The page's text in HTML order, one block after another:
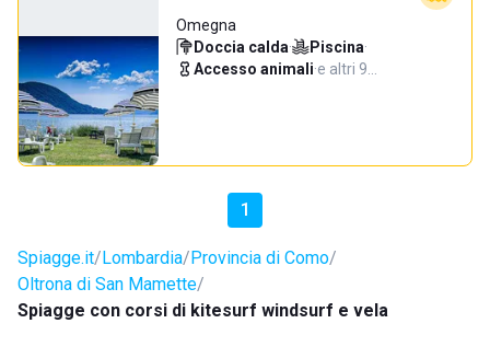
Omegna
Doccia calda· Piscina·
Accesso animali·e altri 9…
1
Spiagge.it Lombardia Provincia di Como
Oltrona di San Mamette
Spiagge con corsi di kitesurf windsurf e vela